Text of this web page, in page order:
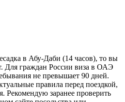
в Абу-Даби (14 часов), то вы
Для граждан России виза в ОАЭ
не превышает 90 дней.
правила перед поездкой,
Рекомендую заранее проверить